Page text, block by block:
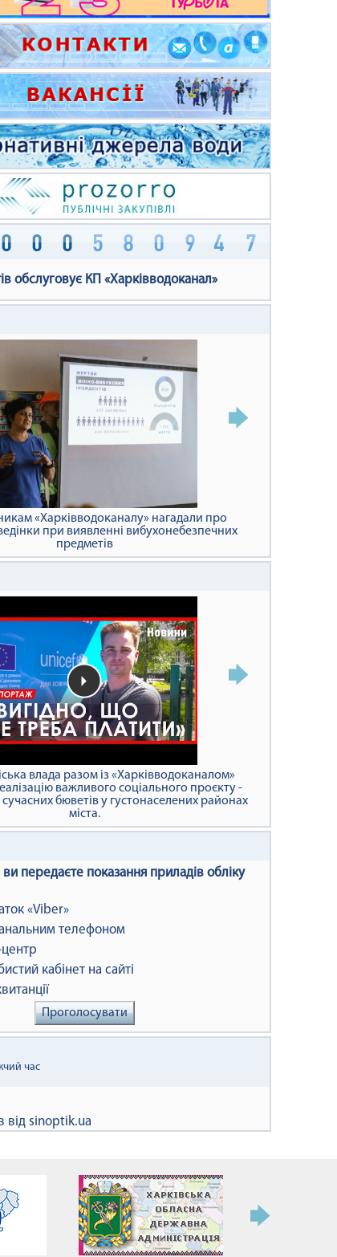
обслуговує КП «Харківводоканал»
«Харківводоканалу» нагадали про
при виявленні вибухонебезпечних
предметів
влада разом із «Харківводоканалом»
важливого соціального проєкту -
бюветів у густонаселених районах
міста.
передаєте показання приладів обліку
«Viber»
телефоном
кабінет на сайті
Проголосувати
час
від sinoptik.ua